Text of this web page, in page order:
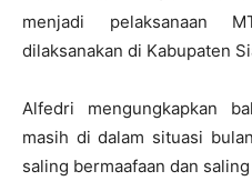
menjadi pelaksanaan
dilaksanakan di Kabupaten
Alfedri mengungkapkan
masih di dalam situasi
saling bermaafaan dan